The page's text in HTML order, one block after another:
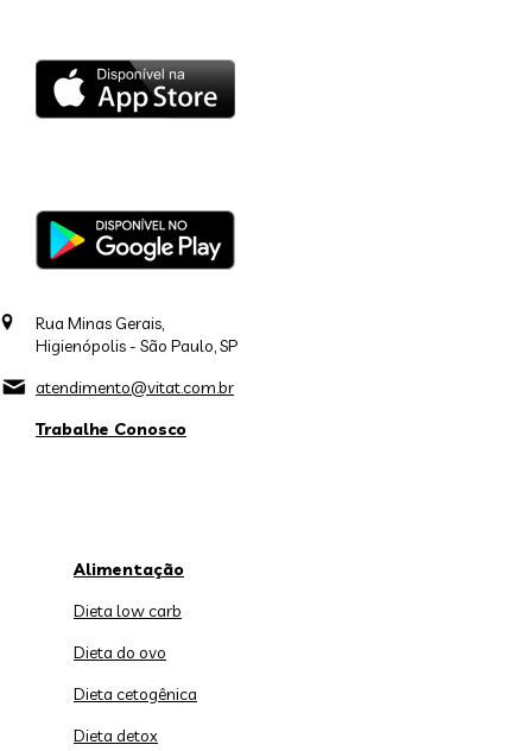
Rua Minas Gerais,
Higienópolis - São Paulo, SP
atendimento@vitat.com.br
Trabalhe Conosco
Alimentação
Dieta low carb
Dieta do ovo
Dieta cetogênica
Dieta detox